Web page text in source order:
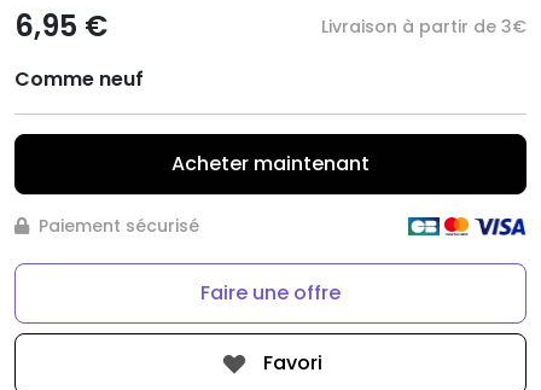
6,95 €
Livraison à partir de 3€
Comme neuf
Acheter maintenant
Paiement sécurisé
Faire une offre
Favori